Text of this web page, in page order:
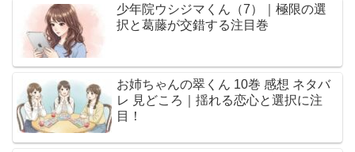
少年院ウシジマくん（7）｜極限の選
択と葛藤が交錯する注目巻
お姉ちゃんの翠くん 10巻 感想 ネタバ
レ 見どころ｜揺れる恋心と選択に注
目！